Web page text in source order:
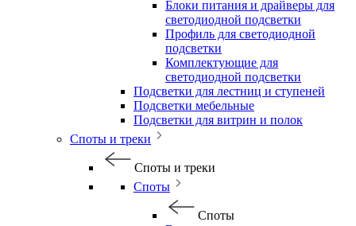
Блоки питания и драйверы для
светодиодной подсветки
Профиль для светодиодной
подсветки
Комплектующие для
светодиодной подсветки
Подсветки для лестниц и ступеней
Подсветки мебельные
Подсветки для витрин и полок
Споты и треки
Споты и треки
Споты
Споты